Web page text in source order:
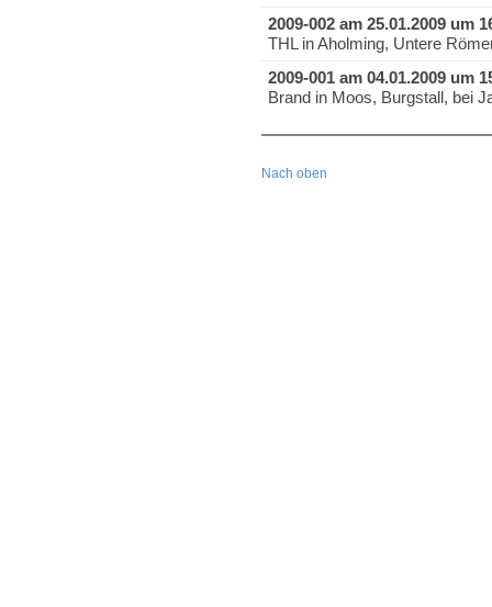
2009-002 am 25.01.2009 um
THL in Aholming, Untere
2009-001 am 04.01.2009 um
Brand in Moos, Burgstall, bei
Nach oben